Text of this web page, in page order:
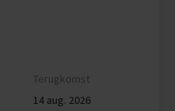
Terugkomst
14 aug. 2026